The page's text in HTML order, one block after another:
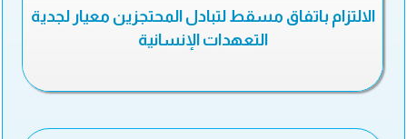
الالتزام باتفاق مسقط لتبادل المحتجزين معيار لجدية
التعهدات الإنسانية